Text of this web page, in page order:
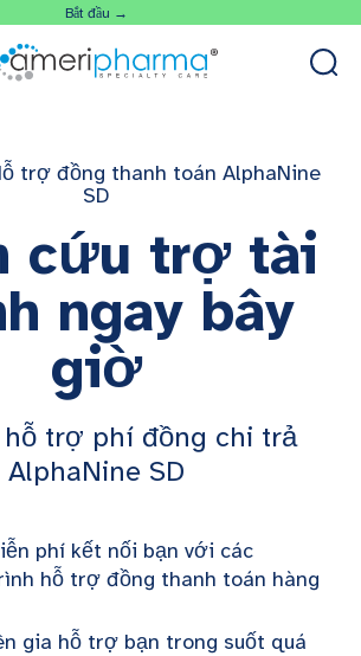
Bắt đầu →
trợ đồng thanh toán AlphaNine
SD
cứu trợ tài
ngay bây
giờ
trợ phí đồng chi trả
AlphaNine SD
phí kết nối bạn với các
hỗ trợ đồng thanh toán hàng
gia hỗ trợ bạn trong suốt quá